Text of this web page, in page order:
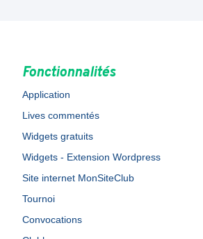
Fonctionnalités
Application
Lives commentés
Widgets gratuits
Widgets - Extension Wordpress
Site internet MonSiteClub
Tournoi
Convocations